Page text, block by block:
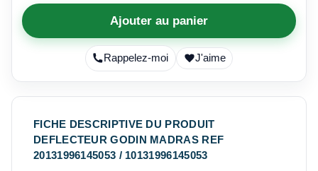
Ajouter au panier
Rappelez-moi J'aime
FICHE DESCRIPTIVE DU PRODUIT
DEFLECTEUR GODIN MADRAS REF
20131996145053 / 10131996145053